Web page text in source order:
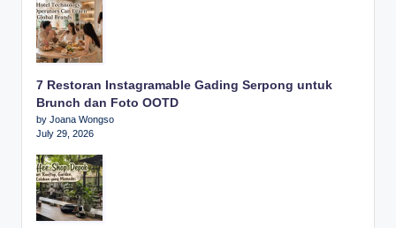
7 Restoran Instagramable Gading Serpong untuk
Brunch dan Foto OOTD
by Joana Wongso
July 29, 2026